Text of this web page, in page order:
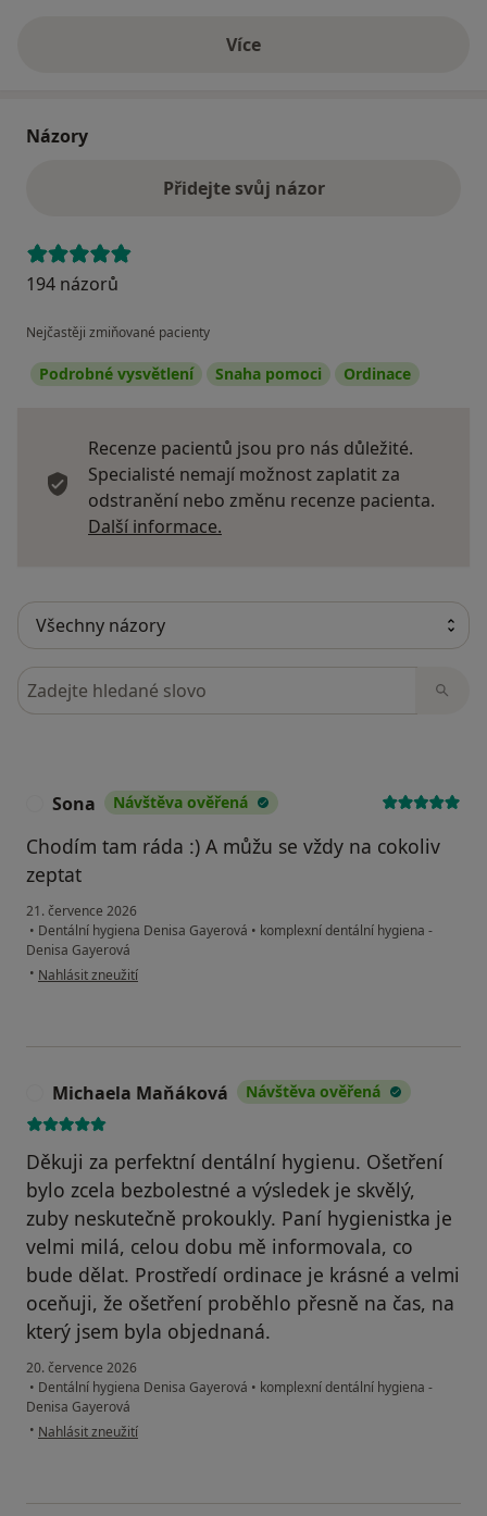
Víceo adrese
Názory
Přidejte svůj názor
194 názorů
Nejčastěji zmiňované pacienty
Podrobné vysvětlení Snaha pomoci Ordinace
Recenze pacientů jsou pro nás důležité.
Specialisté nemají možnost zaplatit za
odstranění nebo změnu recenze pacienta.
Další informace.
Hledejte v názorech
Sona Návštěva ověřená
Chodím tam ráda :) A můžu se vždy na cokoliv
zeptat
21. července 2026
• Dentální hygiena Denisa Gayerová • komplexní dentální hygiena -
Denisa Gayerová
• podle názoru uživatele Sona
Nahlásit zneužití
Michaela Maňáková Návštěva ověřená
Děkuji za perfektní dentální hygienu. Ošetření
bylo zcela bezbolestné a výsledek je skvělý,
zuby neskutečně prokoukly. Paní hygienistka je
velmi milá, celou dobu mě informovala, co
bude dělat. Prostředí ordinace je krásné a velmi
oceňuji, že ošetření proběhlo přesně na čas, na
který jsem byla objednaná.
20. července 2026
• Dentální hygiena Denisa Gayerová • komplexní dentální hygiena -
Denisa Gayerová
• podle názoru uživatele Michaela Maňáková
Nahlásit zneužití